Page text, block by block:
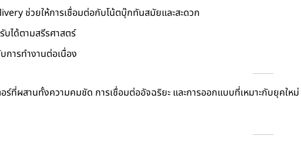
ช่วยให้การเชื่อมต่อกับโน้ตบุ๊กทันสมัยและสะดวก
ได้ตามสรีรศาสตร์
การทำงานต่อเนื่อง
ที่ผสานทั้งความคมชัด การเชื่อมต่ออัจฉริยะ และการออกแบบที่เหมาะกับยุคใหม่